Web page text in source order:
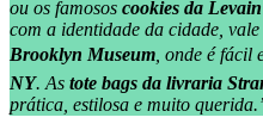
ou os famosos cookies da
com a identidade da cidade,
Brooklyn Museum , onde é
NY. As tote bags da livraria
prática, estilosa e muito